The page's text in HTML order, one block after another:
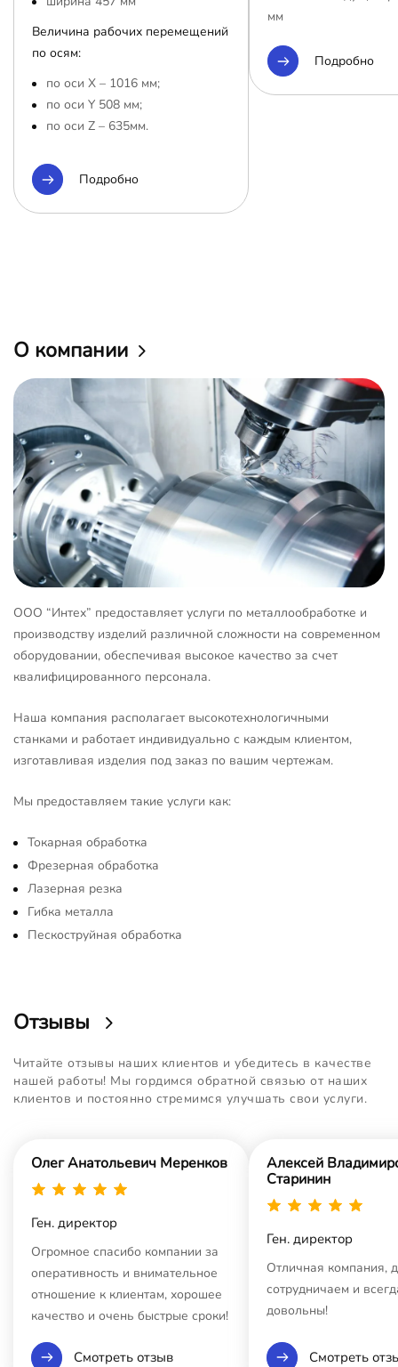
Величина рабочих перемещений
по осям:
по оси Х – 1016 мм;
по оси Y 508 мм;
по оси Z – 635мм.
Подробно
мм
Подробно
О компании
ООО “Интех” предоставляет услуги по металлообработке и
производству изделий различной сложности на современном
оборудовании, обеспечивая высокое качество за счет
квалифицированного персонала.
Наша компания располагает высокотехнологичными
станками и работает индивидуально с каждым клиентом,
изготавливая изделия под заказ по вашим чертежам.
Мы предоставляем такие услуги как:
Токарная обработка
Фрезерная обработка
Лазерная резка
Гибка металла
Пескоструйная обработка
Отзывы
Читайте отзывы наших клиентов и убедитесь в качестве
нашей работы! Мы гордимся обратной связью от наших
клиентов и постоянно стремимся улучшать свои услуги.
Олег Анатольевич Меренков
Ген. директор
Огромное спасибо компании за
оперативность и внимательное
отношение к клиентам, хорошее
качество и очень быстрые сроки!
Смотреть отзыв
Алексей
Старинин
Ген. директор
Отличная компания,
сотрудничаем и
довольны!
Смотреть